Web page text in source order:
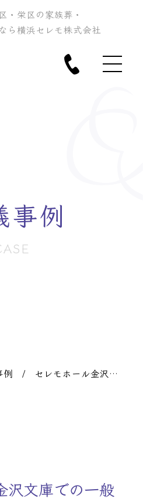
・栄区の家族葬・
ら横浜セレモ株式会社
事例
例 / セレモホール金沢文
庫での一般葬
沢文庫での一般